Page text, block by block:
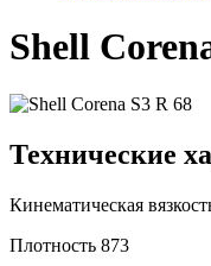
Shell
Технические
Кинематическая
Плотность 873